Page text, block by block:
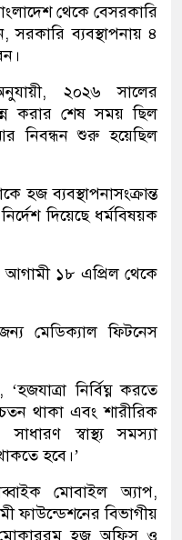
থেকে বেসরকারি
ব্যবস্থাপনায় ৪
২০২৬ সালের
করার শেষ সময় ছিল
নিবন্ধন শুরু হয়েছিল
ব্যবস্থাপনাসংক্রান্ত
দিয়েছে ধর্মবিষয়ক
আগামী ১৮ এপ্রিল থেকে
মেডিক্যাল ফিটনেস
নির্বিঘ্ন করতে
থাকা এবং শারীরিক
স্বাস্থ্য সমস্যা
হবে।’
মোবাইল অ্যাপ,
ফাউন্ডেশনের বিভাগীয়
হজ অফিস ও